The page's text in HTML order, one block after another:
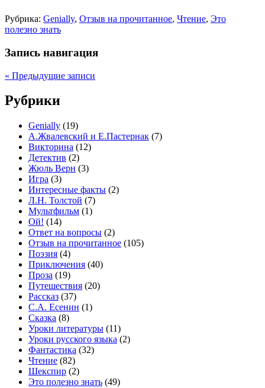
Рубрика: Genially, Отзыв на прочитанное, Чтение, Это
полезно знать
Запись навигация
« Предыдущие записи
Рубрики
Genially (19)
А.Жвалевский и Е.Пастернак (7)
Викторина (12)
Детектив (2)
Жюль Верн (3)
Игра (3)
Интересные факты (2)
Л.Н. Толстой (7)
Мультфильм (1)
Ой! (14)
Ответ на вопросы (2)
Отзыв на прочитанное (105)
Поэзия (4)
Приключения (40)
Проза (19)
Путешествия (20)
Рассказ (37)
С.А. Есенин (1)
Сказка (8)
Уроки литературы (11)
Уроки русского языка (2)
Фантастика (32)
Чтение (82)
Шекспир (2)
Это полезно знать (49)